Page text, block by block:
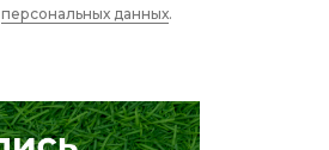
персональных данных.